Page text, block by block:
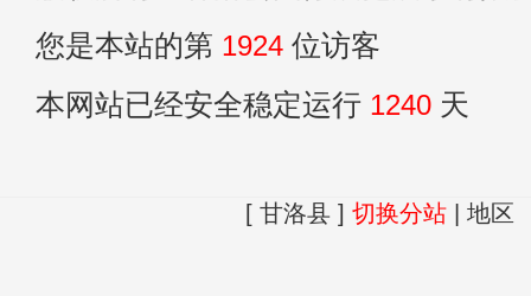
您是本站的第 1924 位访客
本网站已经安全稳定运行 1240 天
[ 甘洛县 ] 切换分站| 地区